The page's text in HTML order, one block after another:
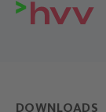
DOWNLOADS